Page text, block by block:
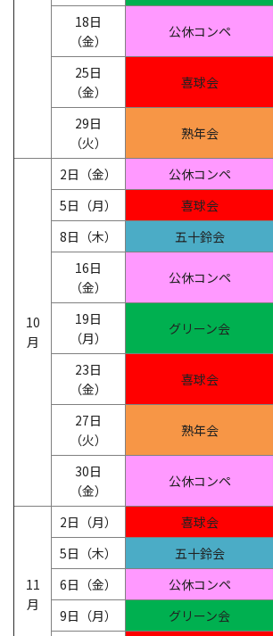
18日
（金）
公休コンペ
25日
（金）
喜球会
29日
（火）
熟年会
10
月
2日（金） 公休コンペ
5日（月）
喜球会
8日（木）
五十鈴会
16日
（金）
公休コンペ
19日
（月）
グリーン会
23日
（金）
喜球会
27日
（火）
熟年会
30日
（金）
公休コンペ
11
月
2日（月） 喜球会
5日（木）
五十鈴会
6日（金）
公休コンペ
9日（月）
グリーン会